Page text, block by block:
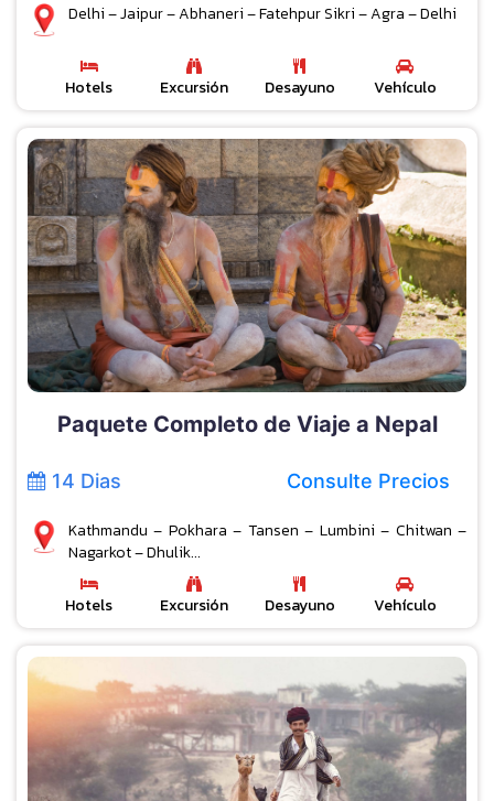
Delhi – Jaipur – Abhaneri – Fatehpur Sikri – Agra – Delhi
Hotels Excursión Desayuno Vehículo
Paquete Completo de Viaje a Nepal
14 Dias Consulte Precios
Kathmandu – Pokhara – Tansen – Lumbini – Chitwan –
Nagarkot – Dhulik...
Hotels Excursión Desayuno Vehículo